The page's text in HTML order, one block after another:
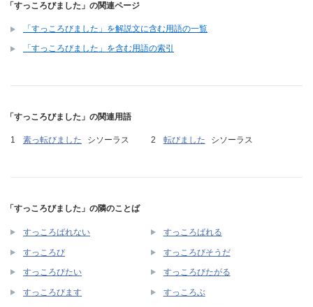
「すっころびました」の関連ページ
「すっころびました」を解説文に含む用語の一覧
「すっころびました」を含む用語の索引
「すっころびました」の関連用語
素っ転びました シソーラス 転びました シソーラス
「すっころびました」の隣のことば
すっころばれない すっころばれる
すっころび すっころびそうだ
すっころびたい すっころびたがる
すっころびます すっころぶ